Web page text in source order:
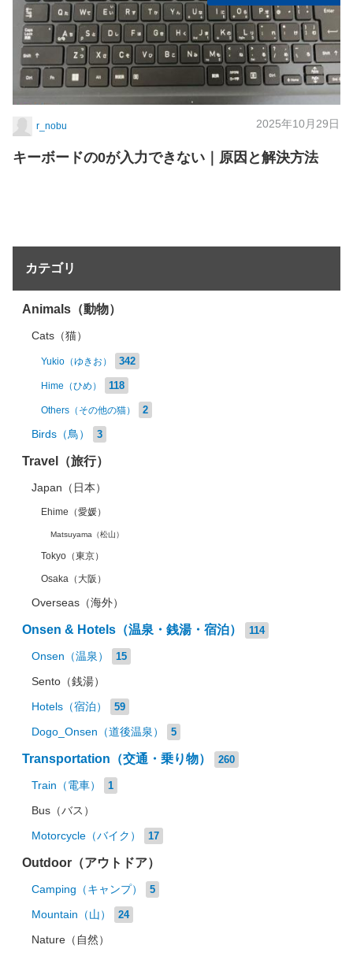
r_nobu 2025年10月29日
キーボードの0が入力できない｜原因と解決方法
カテゴリ
Animals（動物）
Cats（猫）
Yukio（ゆきお） 342
Hime（ひめ） 118
Others（その他の猫） 2
Birds（鳥） 3
Travel（旅行）
Japan（日本）
Ehime（愛媛）
Matsuyama（松山）
Tokyo（東京）
Osaka（大阪）
Overseas（海外）
Onsen & Hotels（温泉・銭湯・宿泊） 114
Onsen（温泉） 15
Sento（銭湯）
Hotels（宿泊） 59
Dogo_Onsen（道後温泉） 5
Transportation（交通・乗り物） 260
Train（電車） 1
Bus（バス）
Motorcycle（バイク） 17
Outdoor（アウトドア）
Camping（キャンプ） 5
Mountain（山） 24
Nature（自然）